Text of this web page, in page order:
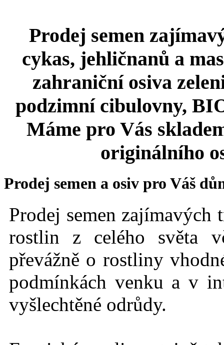
Prodej semen
cykas, jehličnanů a
zahraniční osiva
podzimní cibulovny,
Máme pro Vás
originálního
Prodej semen a osiv pro Váš
Prodej semen
rostlin z celého světa
převážně o rostliny
podmínkách venku a v
vyšlechtěné odrůdy.